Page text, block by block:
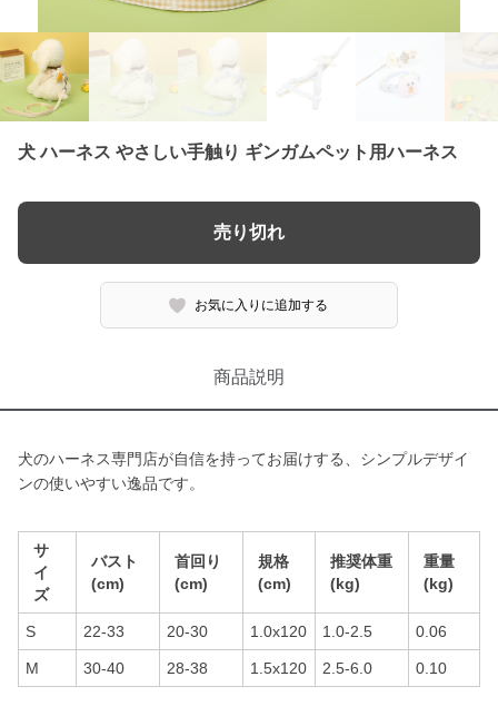
犬 ハーネス やさしい手触り ギンガムペット用ハーネス
売り切れ
お気に入りに追加する
商品説明
犬のハーネス専門店が自信を持ってお届けする、シンプルデザイ
ンの使いやすい逸品です。
サ
イ
ズ
バスト
(cm)
首回り
(cm)
規格
(cm)
推奨体重
(kg)
重量
(kg)
S 22-33 20-30 1.0x120 1.0-2.5 0.06
M 30-40 28-38 1.5x120 2.5-6.0 0.10